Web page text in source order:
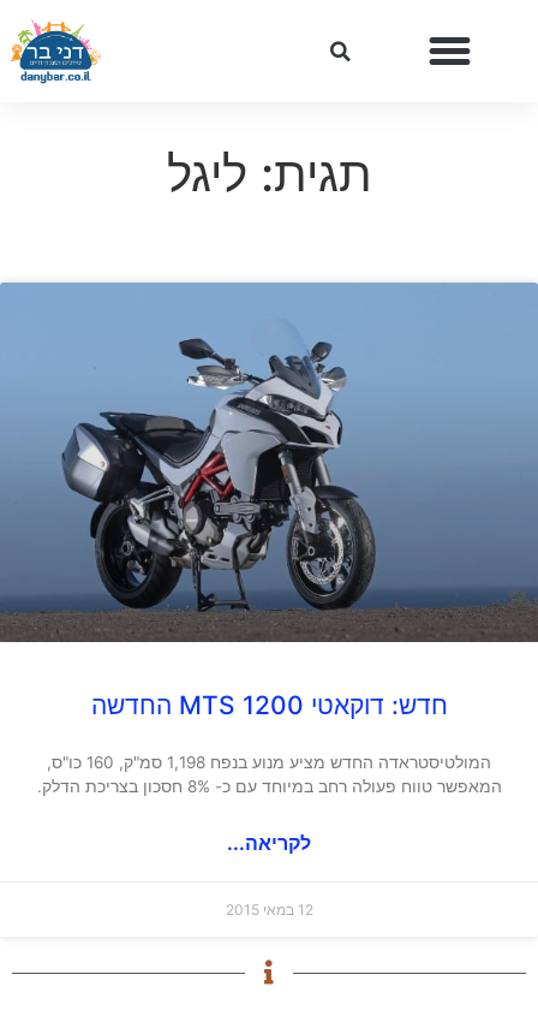
תגית: ליגל
חדש: דוקאטי MTS 1200 החדשה
המולטיסטראדה החדש מציע מנוע בנפח 1,198 סמ"ק, 160 כו"ס,
המאפשר טווח פעולה רחב במיוחד עם כ- 8% חסכון בצריכת הדלק.
לקריאה...
12 במאי 2015